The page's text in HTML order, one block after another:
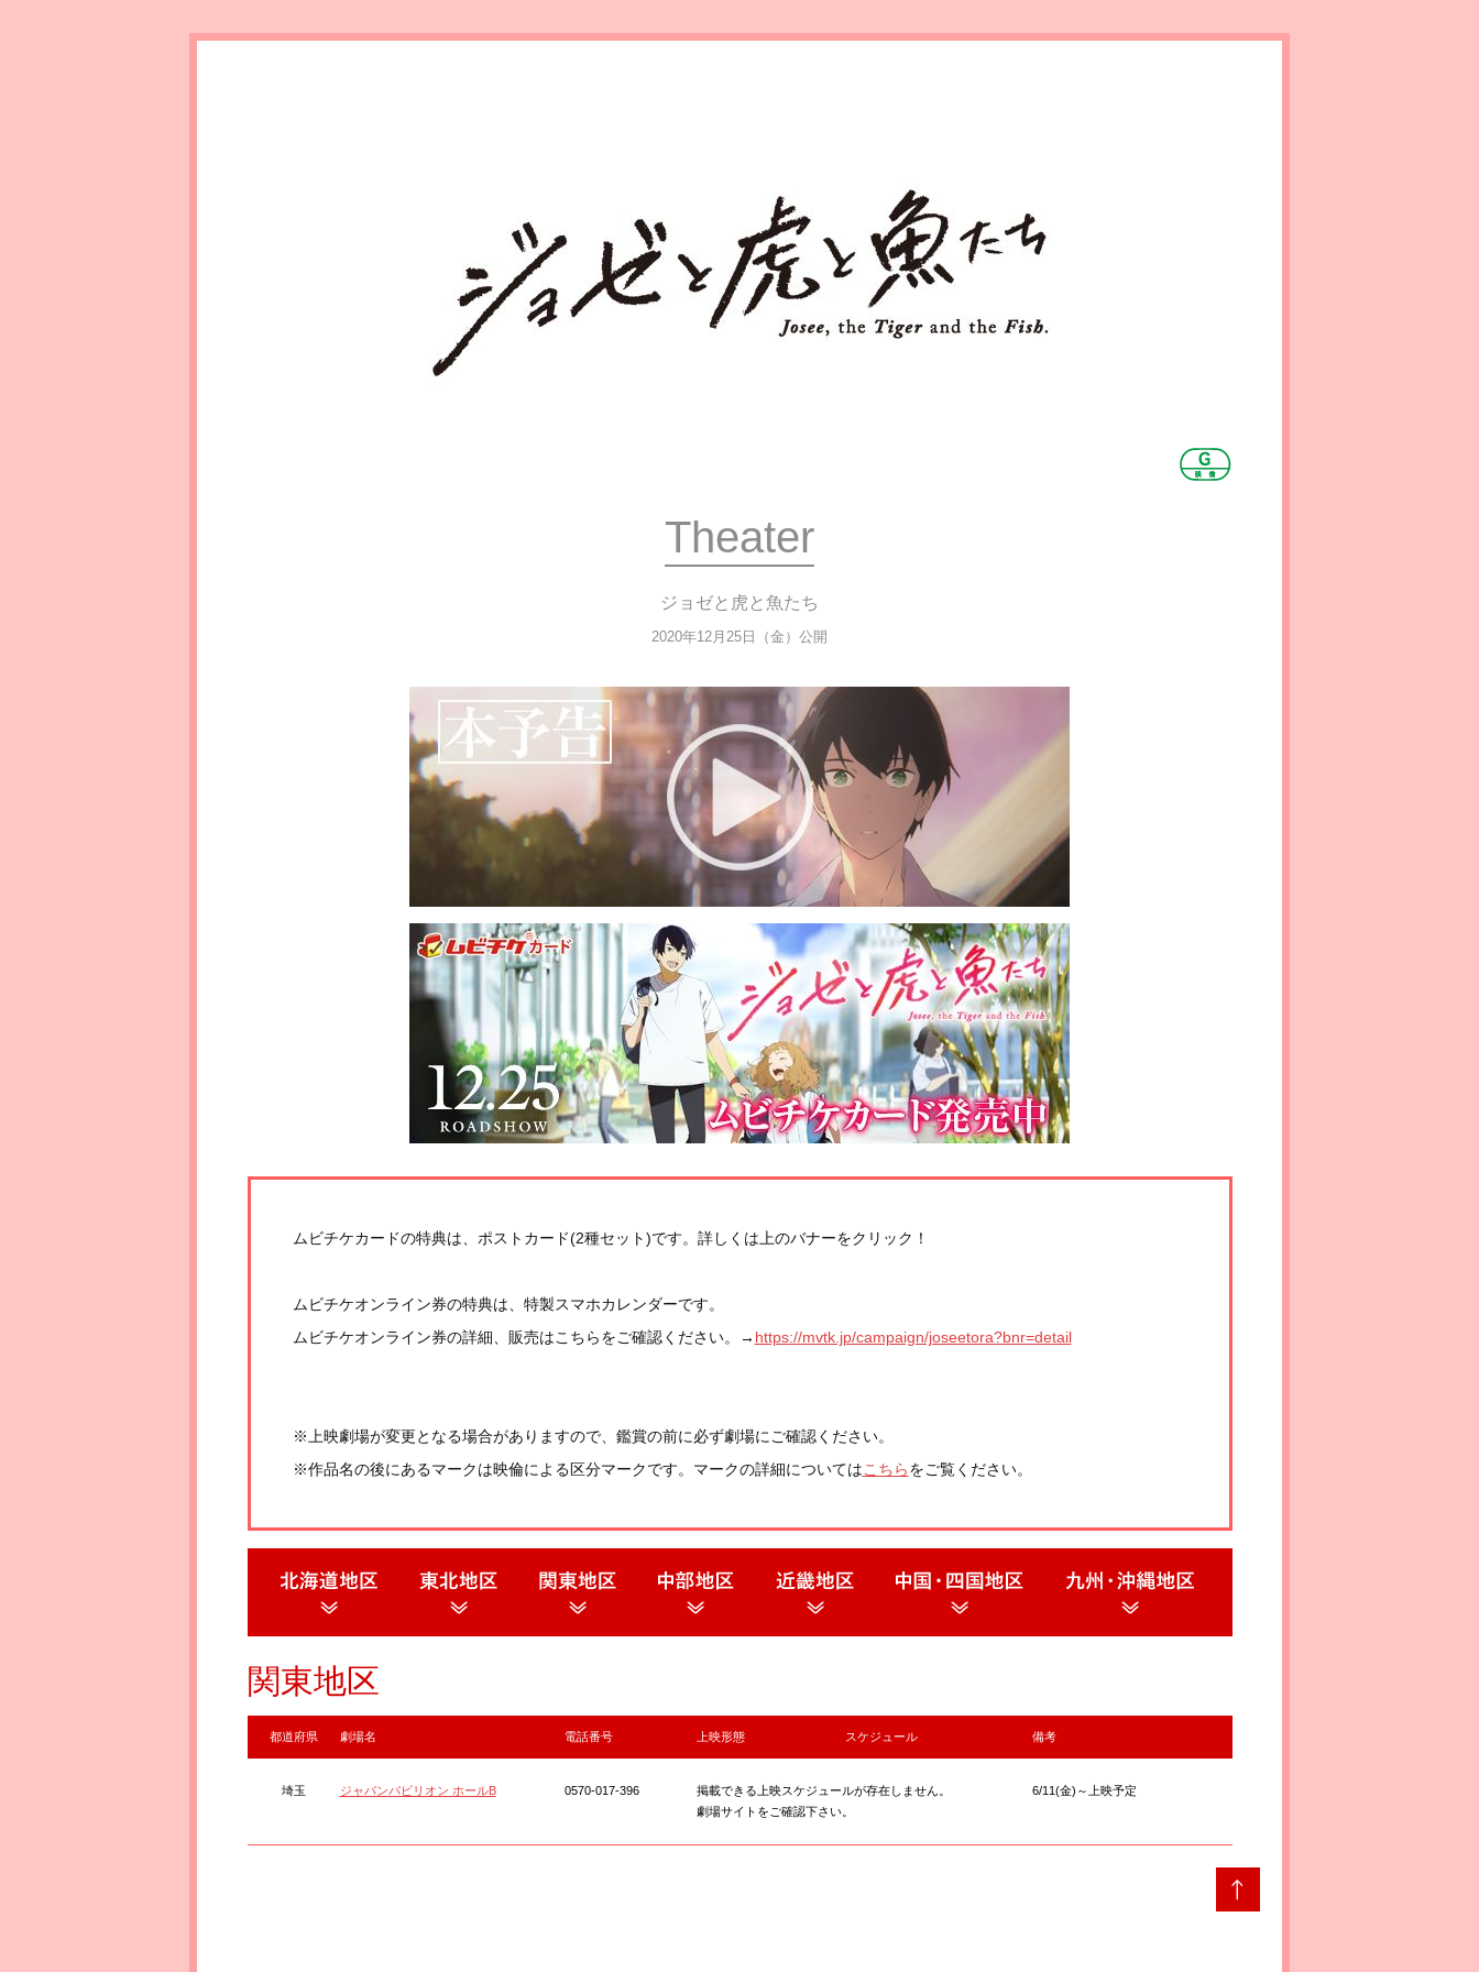
Theater
ジョゼと虎と魚たち
2020年12月25日（金）公開
ムビチケカードの特典は、ポストカード(2種セット)です。詳しくは上のバナーをクリック！
ムビチケオンライン券の特典は、特製スマホカレンダーです。
ムビチケオンライン券の詳細、販売はこちらをご確認ください。→ https://mvtk.jp/campaign/joseetora?bnr=detail
※上映劇場が変更となる場合がありますので、鑑賞の前に必ず劇場にご確認ください。
※作品名の後にあるマークは映倫による区分マークです。マークの詳細についてはこちらをご覧ください。
関東地区
都道府県 劇場名 電話番号 上映形態 スケジュール 備考
埼玉 ジャパンパビリオン ホールB 0570-017-396
掲載できる上映スケジュールが存在しません。
劇場サイトをご確認下さい。
6/11(金)～上映予定